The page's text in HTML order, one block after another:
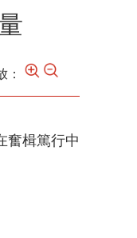
：
奮楫篤行中